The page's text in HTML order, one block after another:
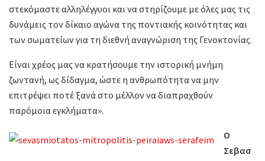
στεκόμαστε αλληλέγγυοι και να στηρίζουμε με όλες μας τις
δυνάμεις τον δίκαιο αγώνα της ποντιακής κοινότητας και
των σωματείων για τη διεθνή αναγνώριση της Γενοκτονίας.
Είναι χρέος μας να κρατήσουμε την ιστορική μνήμη
ζωντανή, ως δίδαγμα, ώστε η ανθρωπότητα να μην
επιτρέψει ποτέ ξανά στο μέλλον να διαπραχθούν
παρόμοια εγκλήματα».
Ο
Σεβασ